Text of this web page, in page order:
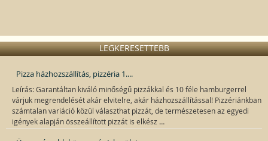
LEGKERESETTEBB
Pizza házhozszállítás, pizzéria 1....
Leírás: Garantáltan kiváló minőségű pizzákkal és 10 féle hamburgerrel
várjuk megrendelését akár elvitelre, akár házhozszállítással! Pizzériánkban
számtalan variáció közül választhat pizzát, de természetesen az egyedi
igények alapján összeállított pizzát is elkész ...